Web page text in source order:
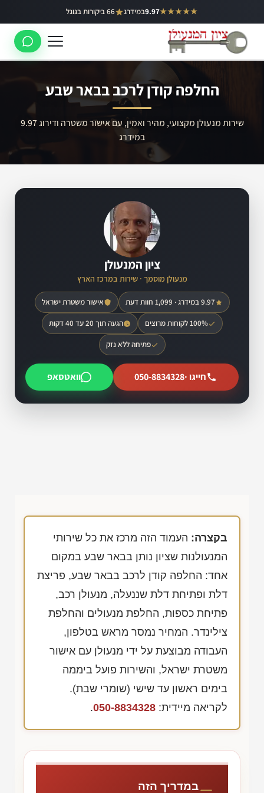
לתוכן
★★★★★
9.97במידרג 66 ביקורות בגוגל באר יעקב
ראשון לציון
לוד
רמלה
החלפה קודן לרכב בבאר שבע
שירות מנעולן מקצועי, מהיר ואמין, עם אישור משטרה ודירוג 9.97
במידרג
ציון המנעולן
מנעולן מוסמך · שירות במרכז הארץ
9.97 במידרג · 1,099 חוות דעת אישור משטרת ישראל
100% לקוחות מרוצים הגעה תוך 20 עד 40 דקות
פתיחה ללא נזק
חייגו ·050-8834328 וואטסאפ
בקצרה: העמוד הזה מרכז את כל שירותי
המנעולנות שציון נותן בבאר שבע במקום
אחד: החלפה קודן לרכב בבאר שבע, פריצת
דלת ופתיחת דלת שננעלה, מנעולן רכב,
פתיחת כספות, החלפת מנעולים והחלפת
צילינדר. המחיר נמסר מראש בטלפון,
העבודה מבוצעת על ידי מנעולן עם אישור
משטרת ישראל, והשירות פועל ביממה
בימים ראשון עד שישי (שומרי שבת).
לקריאה מיידית: 050-8834328
.
במדריך הזה